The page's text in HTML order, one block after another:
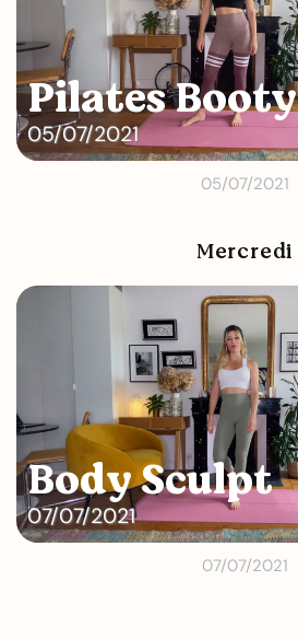
Pilates Booty
05/07/2021
05/07/2021
Mercredi
Body Sculpt
07/07/2021
07/07/2021